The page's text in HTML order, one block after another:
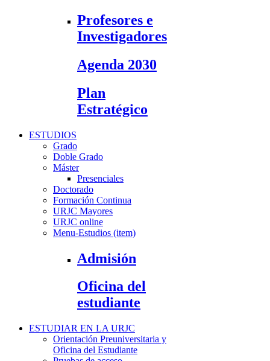
Profesores e
Investigadores
Agenda 2030
Plan
Estratégico
ESTUDIOS
Grado
Doble Grado
Máster
Presenciales
Doctorado
Formación Continua
URJC Mayores
URJC online
Menu-Estudios (item)
Admisión
Oficina del
estudiante
ESTUDIAR EN LA URJC
Orientación Preuniversitaria y
Oficina del Estudiante